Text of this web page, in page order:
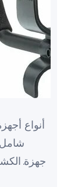
أنواع
شامل
أجهزة